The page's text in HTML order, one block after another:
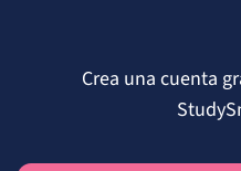
Crea una cuenta